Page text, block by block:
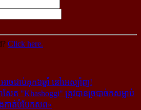
Click here.
ាច​ជាប់​គុក​៦ឆ្នាំ នៅ​អេស្ប៉ាញ!
ាសែត "Khashoggi" ត្រូវ​បាន​ច្របាច់ក​សម្លាប់​
ង​កាត់​បំបែក​សព»